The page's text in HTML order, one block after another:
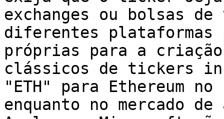
exchanges ou bolsas
diferentes
próprias para a criação
clássicos de tickers
"ETH" para Ethereum
enquanto no mercado de